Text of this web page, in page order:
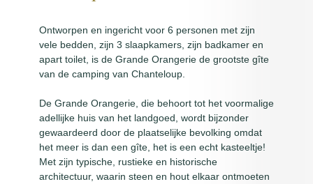
Ontworpen en ingericht voor 6 personen met zijn
vele bedden, zijn 3 slaapkamers, zijn badkamer en
apart toilet, is de Grande Orangerie de grootste gîte
van de camping van Chanteloup.
De Grande Orangerie, die behoort tot het voormalige
adellijke huis van het landgoed, wordt bijzonder
gewaardeerd door de plaatselijke bevolking omdat
het meer is dan een gîte, het is een echt kasteeltje!
Met zijn typische, rustieke en historische
architectuur, waarin steen en hout elkaar ontmoeten